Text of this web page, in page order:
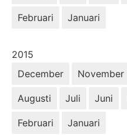
Februari Januari
År:
2015
December
November
Augusti Juli Juni
Februari Januari